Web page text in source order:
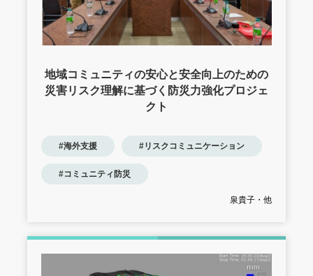
地域コミュニティの安心と安全向上のための
災害リスク理解に基づく防災力強化プロジェ
クト
#海外支援 #リスクコミュニケーション
#コミュニティ防災
泉貴子・他